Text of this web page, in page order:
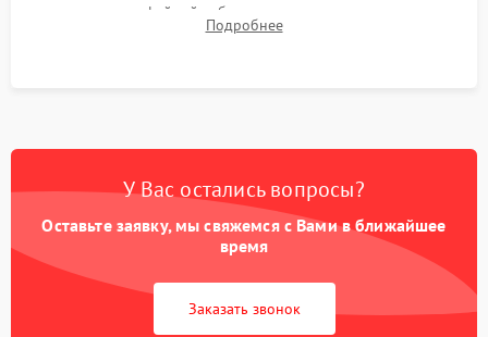
плотности кофейной таблетки, температуры напитка и
качества молочной пены. Контроль отсутствия посторонних
Подробнее
У Вас остались вопросы?
Оставьте заявку, мы свяжемся с Вами в ближайшее
время
Заказать звонок